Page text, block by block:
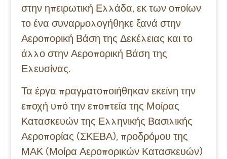
στην ηπειρωτική Ελλάδα, εκ των οποίων
το ένα συναρμολογήθηκε ξανά στην
Αεροπορική Βάση της Δεκέλειας και το
άλλο στην Αεροπορική Βάση της
Ελευσίνας.
Τα έργα πραγματοποιήθηκαν εκείνη την
εποχή υπό την εποπτεία της Μοίρας
Κατασκευών της Ελληνικής Βασιλικής
Αεροπορίας (ΣΚΕΒΑ), προδρόμου της
ΜΑΚ (Μοίρα Αεροπορικών Κατασκευών)